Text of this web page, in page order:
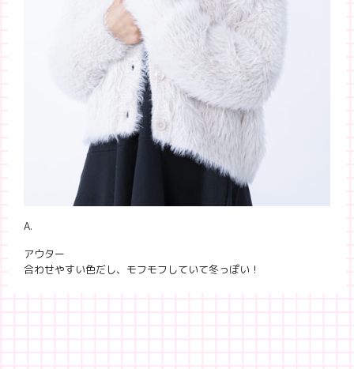
A.
アウター
合わせやすい色だし、モフモフしていて冬っぽい！